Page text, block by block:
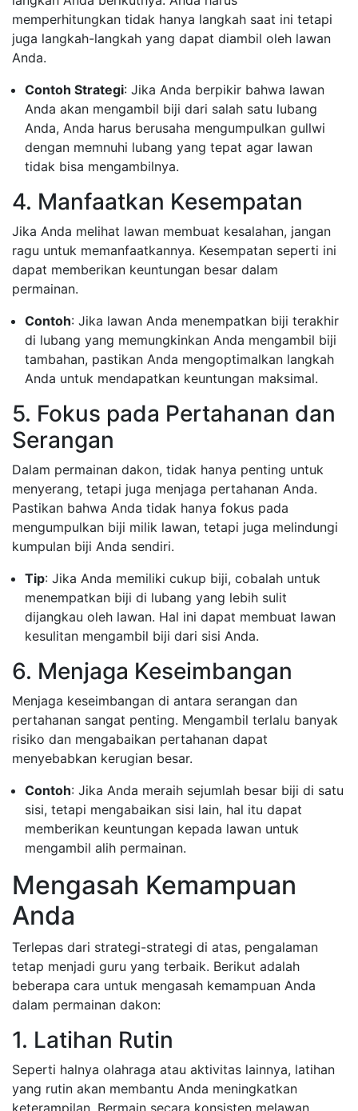
memperhitungkan tidak hanya langkah saat ini tetapi
juga langkah-langkah yang dapat diambil oleh lawan
Anda.
Contoh Strategi: Jika Anda berpikir bahwa lawan
Anda akan mengambil biji dari salah satu lubang
Anda, Anda harus berusaha mengumpulkan gullwi
dengan memnuhi lubang yang tepat agar lawan
tidak bisa mengambilnya.
4. Manfaatkan Kesempatan
Jika Anda melihat lawan membuat kesalahan, jangan
ragu untuk memanfaatkannya. Kesempatan seperti ini
dapat memberikan keuntungan besar dalam
permainan.
Contoh: Jika lawan Anda menempatkan biji terakhir
di lubang yang memungkinkan Anda mengambil biji
tambahan, pastikan Anda mengoptimalkan langkah
Anda untuk mendapatkan keuntungan maksimal.
5. Fokus pada Pertahanan dan
Serangan
Dalam permainan dakon, tidak hanya penting untuk
menyerang, tetapi juga menjaga pertahanan Anda.
Pastikan bahwa Anda tidak hanya fokus pada
mengumpulkan biji milik lawan, tetapi juga melindungi
kumpulan biji Anda sendiri.
Tip: Jika Anda memiliki cukup biji, cobalah untuk
menempatkan biji di lubang yang lebih sulit
dijangkau oleh lawan. Hal ini dapat membuat lawan
kesulitan mengambil biji dari sisi Anda.
6. Menjaga Keseimbangan
Menjaga keseimbangan di antara serangan dan
pertahanan sangat penting. Mengambil terlalu banyak
risiko dan mengabaikan pertahanan dapat
menyebabkan kerugian besar.
Contoh: Jika Anda meraih sejumlah besar biji di satu
sisi, tetapi mengabaikan sisi lain, hal itu dapat
memberikan keuntungan kepada lawan untuk
mengambil alih permainan.
Mengasah Kemampuan
Anda
Terlepas dari strategi-strategi di atas, pengalaman
tetap menjadi guru yang terbaik. Berikut adalah
beberapa cara untuk mengasah kemampuan Anda
dalam permainan dakon:
1. Latihan Rutin
Seperti halnya olahraga atau aktivitas lainnya, latihan
yang rutin akan membantu Anda meningkatkan
keterampilan. Bermain secara konsisten melawan